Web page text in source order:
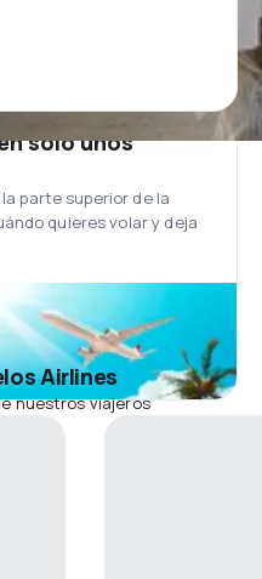
solo unos
parte superior de la
quieres volar y deja
Airlines
nuestros viajeros